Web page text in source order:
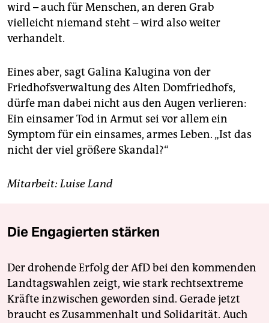
wird – auch für Menschen, an deren Grab
vielleicht niemand steht – wird also weiter
verhandelt.
Eines aber, sagt Galina Kalugina von der
Friedhofsverwaltung des Alten Domfriedhofs,
dürfe man dabei nicht aus den Augen verlieren:
Ein einsamer Tod in Armut sei vor allem ein
Symptom für ein einsames, armes Leben. „Ist das
nicht der viel größere Skandal?“
Mitarbeit: Luise Land
Die Engagierten stärken
Der drohende Erfolg der AfD bei den kommenden
Landtagswahlen zeigt, wie stark rechtsextreme
Kräfte inzwischen geworden sind. Gerade jetzt
braucht es Zusammenhalt und Solidarität. Auch